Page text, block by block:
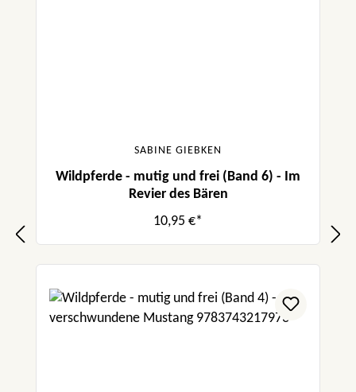
SABINE GIEBKEN
Wildpferde - mutig und frei (Band 6) - Im
Revier des Bären
10,95 €*